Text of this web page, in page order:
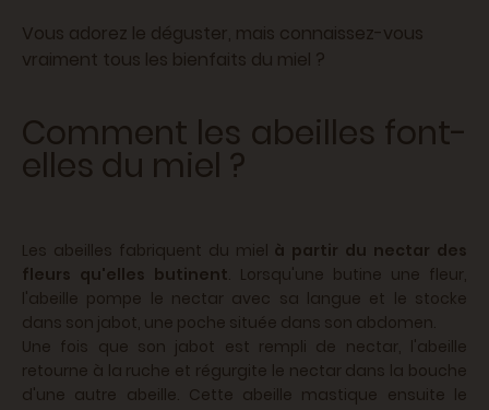
Vous adorez le déguster, mais connaissez-vous
vraiment tous les bienfaits du miel ?
Comment les abeilles font-
elles du miel ?
Les abeilles fabriquent du miel à partir du nectar des
fleurs qu'elles butinent. Lorsqu'une butine une fleur,
l'abeille pompe le nectar avec sa langue et le stocke
dans son jabot, une poche située dans son abdomen.
Une fois que son jabot est rempli de nectar, l'abeille
retourne à la ruche et régurgite le nectar dans la bouche
d'une autre abeille. Cette abeille mastique ensuite le